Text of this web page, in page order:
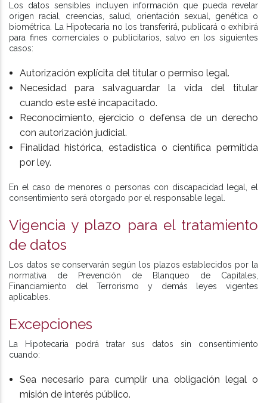
Los datos sensibles incluyen información que pueda revelar
origen racial, creencias, salud, orientación sexual, genética o
biométrica. La Hipotecaria no los transferirá, publicará o exhibirá
para fines comerciales o publicitarios, salvo en los siguientes
casos:
Autorización explícita del titular o permiso legal.
Necesidad para salvaguardar la vida del titular
cuando este esté incapacitado.
Reconocimiento, ejercicio o defensa de un derecho
con autorización judicial.
Finalidad histórica, estadística o científica permitida
por ley.
En el caso de menores o personas con discapacidad legal, el
consentimiento será otorgado por el responsable legal.
Vigencia y plazo para el tratamiento
de datos
Los datos se conservarán según los plazos establecidos por la
normativa de Prevención de Blanqueo de Capitales,
Financiamiento del Terrorismo y demás leyes vigentes
aplicables.
Excepciones
La Hipotecaria podrá tratar sus datos sin consentimiento
cuando:
Sea necesario para cumplir una obligación legal o
misión de interés público.